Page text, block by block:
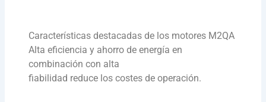
Características destacadas de los motores M2QA
Alta eficiencia y ahorro de energía en
combinación con alta
fiabilidad reduce los costes de operación.